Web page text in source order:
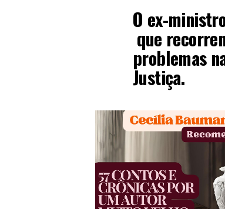
O ex-
que
problemas
Justiça.